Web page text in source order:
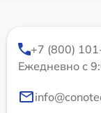
+7 (800)
Ежедневно с